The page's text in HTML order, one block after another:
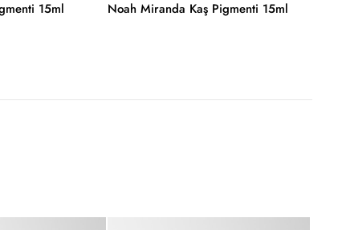
15ml Noah Miranda Kaş Pigmenti 15ml